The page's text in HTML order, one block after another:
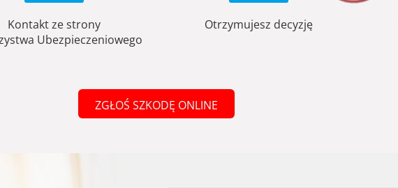
Kontakt ze strony
Ubezpieczeniowego
Otrzymujesz decyzję
ZGŁOŚ SZKODĘ ONLINE